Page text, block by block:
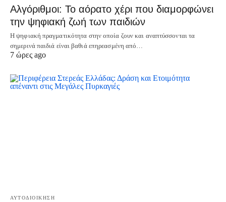
Αλγόριθμοι: Το αόρατο χέρι που διαμορφώνει
την ψηφιακή ζωή των παιδιών
Η ψηφιακή πραγματικότητα στην οποία ζουν και αναπτύσσονται τα
σημερινά παιδιά είναι βαθιά επηρεασμένη από…
7 ώρες ago
ΑΥΤΟΔΙΟΙΚΗΣΗ